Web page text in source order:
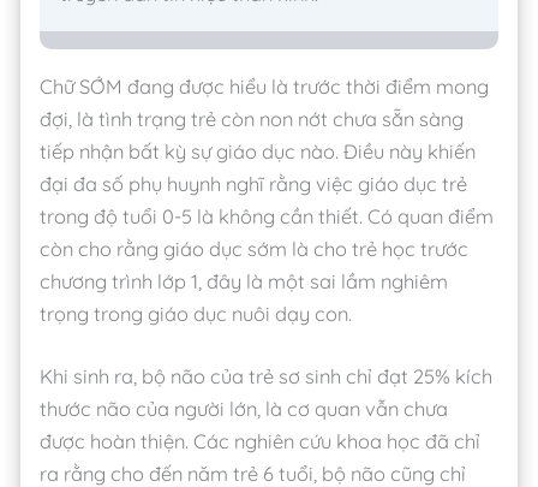
Chữ SỚM đang được hiểu là trước thời điểm mong
đợi, là tình trạng trẻ còn non nớt chưa sẵn sàng
tiếp nhận bất kỳ sự giáo dục nào. Điều này khiến
đại đa số phụ huynh nghĩ rằng việc giáo dục trẻ
trong độ tuổi 0-5 là không cần thiết. Có quan điểm
còn cho rằng giáo dục sớm là cho trẻ học trước
chương trình lớp 1, đây là một sai lầm nghiêm
trọng trong giáo dục nuôi dạy con.
Khi sinh ra, bộ não của trẻ sơ sinh chỉ đạt 25% kích
thước não của người lớn, là cơ quan vẫn chưa
được hoàn thiện. Các nghiên cứu khoa học đã chỉ
ra rằng cho đến năm trẻ 6 tuổi, bộ não cũng chỉ